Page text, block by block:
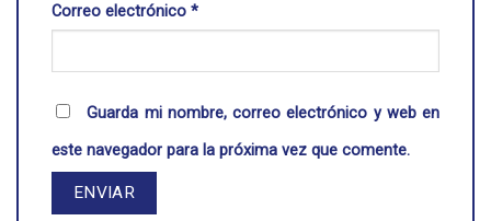
Correo electrónico *
Guarda mi nombre, correo electrónico y web en
este navegador para la próxima vez que comente.